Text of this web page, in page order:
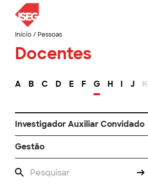
Início/ Pessoas
Docentes
A B C D E F G H I J K
Investigador Auxiliar Convidado
Gestão